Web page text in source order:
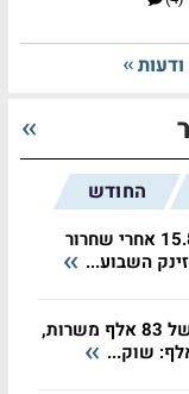
ודעות
החודש
ספייס X זינקה 15.8% אחרי שחרור
השבוע...
הצפי היה תוספת של 83 אלף משרות,